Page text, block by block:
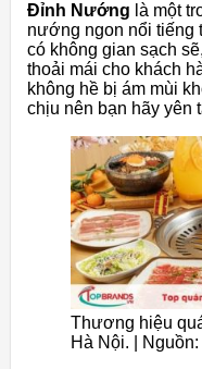
Đỉnh Nướng là một
nướng ngon nổi tiếng
có không gian sạch
thoải mái cho khách
không hề bị ám mùi
chịu nên bạn hãy yên
Thương hiệu
Hà Nội. |